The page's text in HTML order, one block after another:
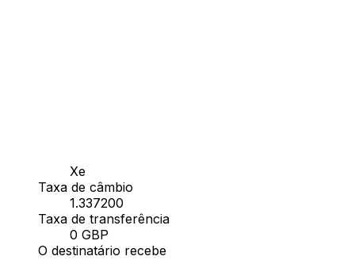
Xe
Taxa de câmbio
1.337200
Taxa de transferência
0 GBP
O destinatário recebe